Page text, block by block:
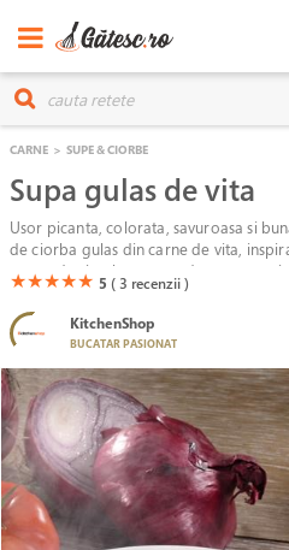
CARNE > SUPE & CIORBE
Supa gulas de vita
Usor picanta, colorata, savuroasa si
de ciorba gulas din carne de vita,
pe cat de simpla, pe atat de aromata
(*)
★(*)
★(*)
★(*)
★(*)
★ 5 ( 3 recenzii )
KitchenShop
BUCATAR PASIONAT